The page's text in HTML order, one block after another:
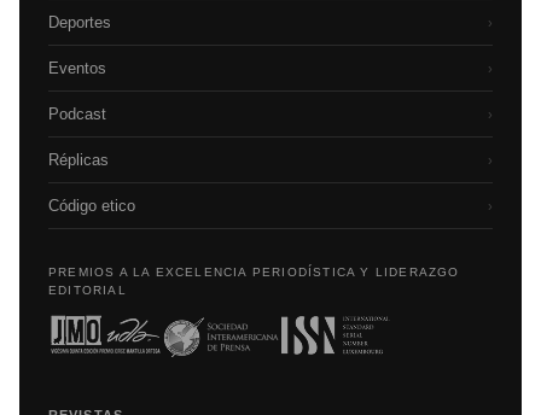
Deportes ›
Eventos ›
Podcast ›
Réplicas ›
Código etico ›
PREMIOS A LA EXCELENCIA PERIODÍSTICA Y LIDERAZGO
EDITORIAL